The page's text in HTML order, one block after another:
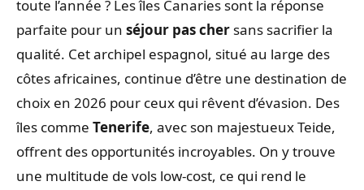
toute l’année ? Les îles Canaries sont la réponse
parfaite pour un séjour pas cher sans sacrifier la
qualité. Cet archipel espagnol, situé au large des
côtes africaines, continue d’être une destination de
choix en 2026 pour ceux qui rêvent d’évasion. Des
îles comme Tenerife, avec son majestueux Teide,
offrent des opportunités incroyables. On y trouve
une multitude de vols low-cost, ce qui rend le